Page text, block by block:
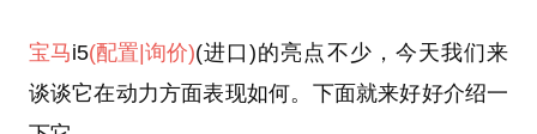
宝马i5(配置|询价)(进口)的亮点不少，今天我们来
谈谈它在动力方面表现如何。下面就来好好介绍一